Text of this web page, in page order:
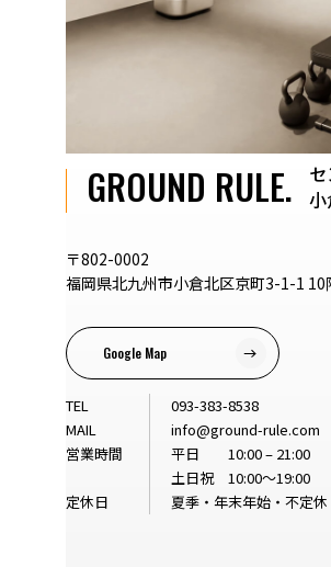
GROUND RULE.
〒802-0002
福岡県北九州市小倉北区京町3-1-1 10
Google Map
TEL
093-383-8538
MAIL
info@ground-rule.com
営業時間
平日 10:00 – 21:00
土日祝 10:00～19:00
定休日
夏季・年末年始・不定休